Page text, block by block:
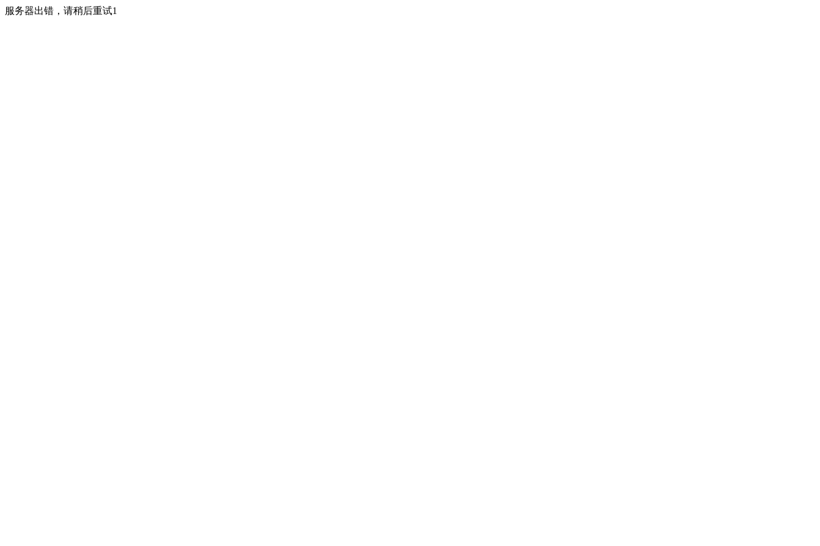
服务器出错，请稍后重试1